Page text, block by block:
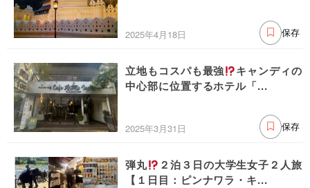
2025年4月18日 保存
立地もコスパも最強
キャンディの
中心部に位置するホテル「...
2025年3月31日 保存
弾丸
２泊３日の大学生女子２人旅
【１日目：ピンナワラ・キ...